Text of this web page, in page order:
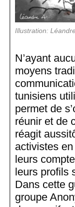
Illustration:
N’ayant
moyens
tunisiens
permet de
réunir et de
réagit
activistes
leurs
leurs profils
Dans cette
groupe